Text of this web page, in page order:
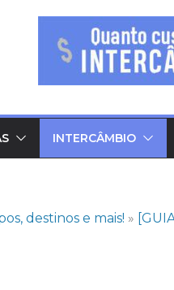
INTERCÂMBIO
destinos e mais! »